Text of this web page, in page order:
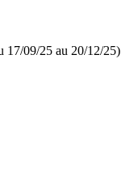
17/09/25 au 20/12/25)